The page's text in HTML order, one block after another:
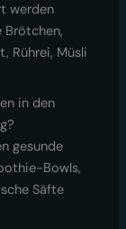
werden
Rührei, Müsli
in den
gesunde
Bowls,
Säfte